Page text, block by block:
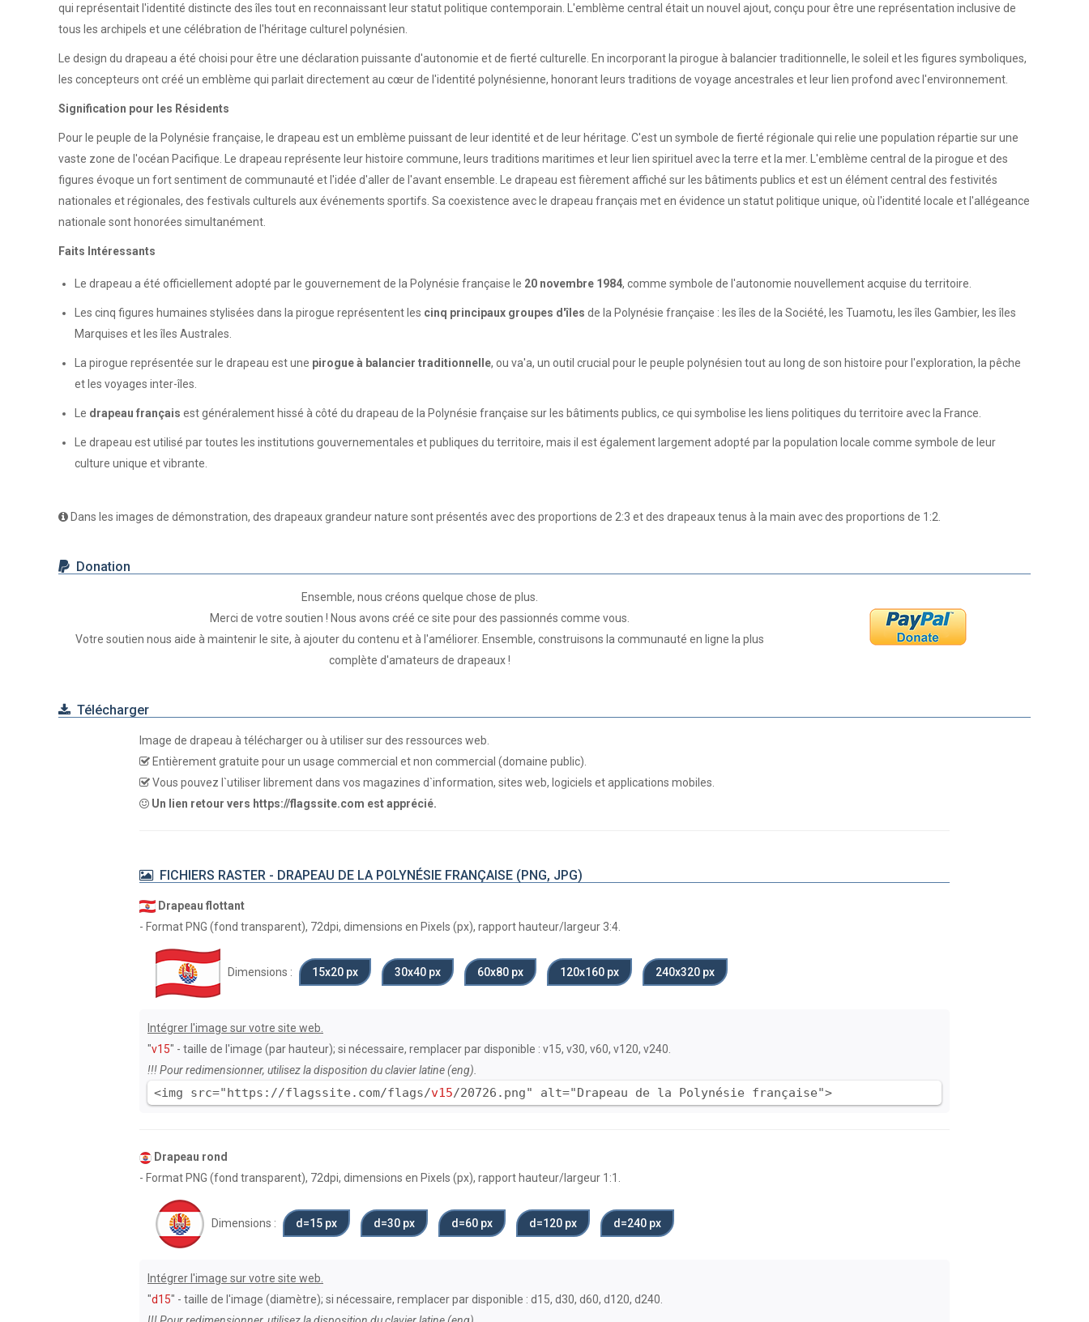
qui représentait l'identité distincte des îles tout en reconnaissant leur statut politique contemporain. L'emblème central était un nouvel ajout, conçu pour être une représentation inclusive de
tous les archipels et une célébration de l'héritage culturel polynésien.
Le design du drapeau a été choisi pour être une déclaration puissante d'autonomie et de fierté culturelle. En incorporant la pirogue à balancier traditionnelle, le soleil et les figures symboliques,
les concepteurs ont créé un emblème qui parlait directement au cœur de l'identité polynésienne, honorant leurs traditions de voyage ancestrales et leur lien profond avec l'environnement.
Signification pour les Résidents
Pour le peuple de la Polynésie française, le drapeau est un emblème puissant de leur identité et de leur héritage. C'est un symbole de fierté régionale qui relie une population répartie sur une
vaste zone de l'océan Pacifique. Le drapeau représente leur histoire commune, leurs traditions maritimes et leur lien spirituel avec la terre et la mer. L'emblème central de la pirogue et des
figures évoque un fort sentiment de communauté et l'idée d'aller de l'avant ensemble. Le drapeau est fièrement affiché sur les bâtiments publics et est un élément central des festivités
nationales et régionales, des festivals culturels aux événements sportifs. Sa coexistence avec le drapeau français met en évidence un statut politique unique, où l'identité locale et l'allégeance
nationale sont honorées simultanément.
Faits Intéressants
Le drapeau a été officiellement adopté par le gouvernement de la Polynésie française le 20 novembre 1984, comme symbole de l'autonomie nouvellement acquise du territoire.
Les cinq figures humaines stylisées dans la pirogue représentent les cinq principaux groupes d'îles de la Polynésie française : les îles de la Société, les Tuamotu, les îles Gambier, les îles
Marquises et les îles Australes.
La pirogue représentée sur le drapeau est une pirogue à balancier traditionnelle, ou va'a, un outil crucial pour le peuple polynésien tout au long de son histoire pour l'exploration, la pêche
et les voyages inter-îles.
Le drapeau français est généralement hissé à côté du drapeau de la Polynésie française sur les bâtiments publics, ce qui symbolise les liens politiques du territoire avec la France.
Le drapeau est utilisé par toutes les institutions gouvernementales et publiques du territoire, mais il est également largement adopté par la population locale comme symbole de leur
culture unique et vibrante.
Dans les images de démonstration, des drapeaux grandeur nature sont présentés avec des proportions de 2:3 et des drapeaux tenus à la main avec des proportions de 1:2.
Donation
Ensemble, nous créons quelque chose de plus.
Merci de votre soutien ! Nous avons créé ce site pour des passionnés comme vous.
Votre soutien nous aide à maintenir le site, à ajouter du contenu et à l'améliorer. Ensemble, construisons la communauté en ligne la plus
complète d'amateurs de drapeaux !
Télécharger
Image de drapeau à télécharger ou à utiliser sur des ressources web.
Entièrement gratuite pour un usage commercial et non commercial (domaine public).
Vous pouvez l`utiliser librement dans vos magazines d`information, sites web, logiciels et applications mobiles.
Un lien retour vers https://flagssite.com est apprécié.
FICHIERS RASTER - DRAPEAU DE LA POLYNÉSIE FRANÇAISE (PNG, JPG)
Drapeau flottant
- Format PNG (fond transparent), 72dpi, dimensions en Pixels (px), rapport hauteur/largeur 3:4.
Dimensions : 15х20 px 30х40 px 60х80 px 120x160 px 240x320 px
Intégrer l'image sur votre site web.
"v15" - taille de l'image (par hauteur); si nécessaire, remplacer par disponible : v15, v30, v60, v120, v240.
!!! Pour redimensionner, utilisez la disposition du clavier latine (eng).
<img src="https://flagssite.com/flags/v15/20726.png" alt="Drapeau de la Polynésie française">
Drapeau rond
- Format PNG (fond transparent), 72dpi, dimensions en Pixels (px), rapport hauteur/largeur 1:1.
Dimensions : d=15 px d=30 px d=60 px d=120 px d=240 px
Intégrer l'image sur votre site web.
"d15" - taille de l'image (diamètre); si nécessaire, remplacer par disponible : d15, d30, d60, d120, d240.